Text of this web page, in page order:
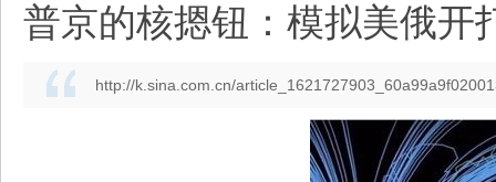
普京的核摁钮：模拟美俄开
http://k.sina.com.cn/